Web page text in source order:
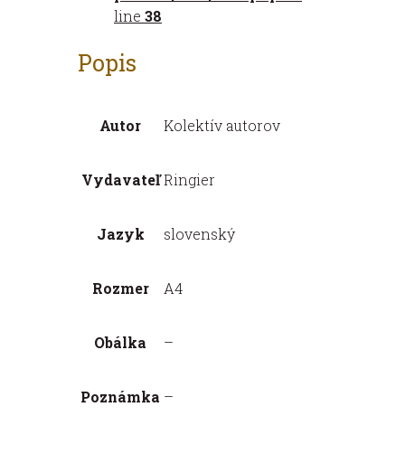
line 38
Popis
Autor Kolektív autorov
Vydavateľ Ringier
Jazyk slovenský
Rozmer A4
Obálka –
Poznámka –